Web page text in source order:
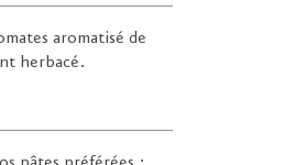
aromatisé de
herbacé.